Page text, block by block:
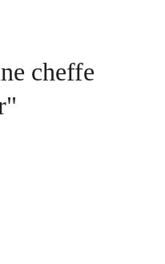
cheffe